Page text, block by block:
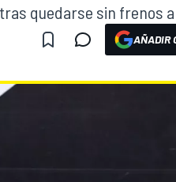
quedarse sin frenos
AÑADIR